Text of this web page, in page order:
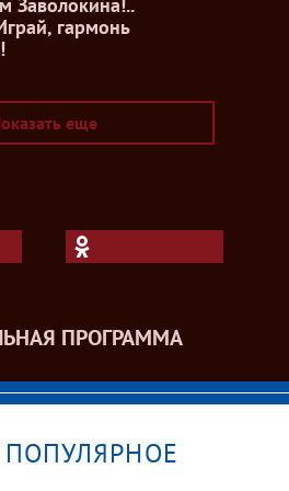
гармонь
еще
ПРОГРАММА